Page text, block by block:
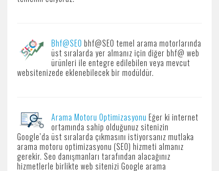
Bhf@SEO bhf@SEO temel arama motorlarında
üst sıralarda yer almanız için diğer bhf@ web
ürünleri ile entegre edilebilen veya mevcut
websitenizede eklenebilecek bir modüldür.
Arama Motoru Optimizasyonu Eğer ki internet
ortamında sahip olduğunuz sitenizin
Google’da üst sıralarda çıkmasını istiyorsanız mutlaka
arama motoru optimizasyonu (SEO) hizmeti almanız
gerekir. Seo danışmanları tarafından alacağınız
hizmetlerle birlikte web sitenizi Google arama